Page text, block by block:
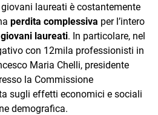
laureati è costantemente
perdita complessiva per l’intero
laureati. In particolare, nel
con 12mila professionisti in
Maria Chelli, presidente
la Commissione
sugli effetti economici e sociali
demografica.